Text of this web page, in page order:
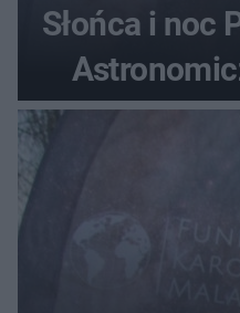
Słońca i noc
zaprasza